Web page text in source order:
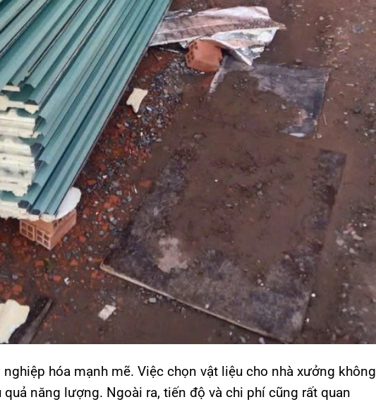
hóa mạnh mẽ. Việc chọn vật liệu cho nhà xưởng không
năng lượng. Ngoài ra, tiến độ và chi phí cũng rất quan